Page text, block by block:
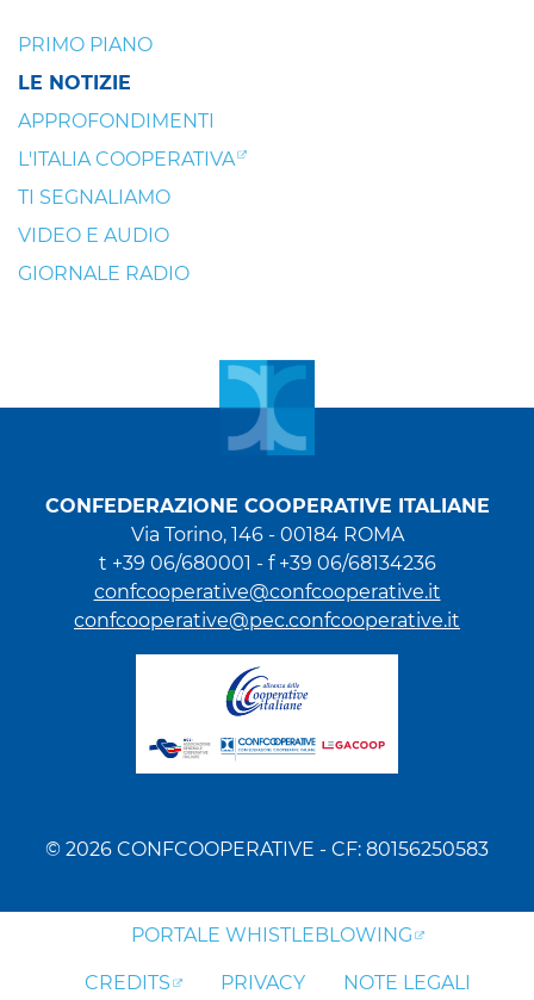
PRIMO PIANO
LE NOTIZIE
APPROFONDIMENTI
L'ITALIA COOPERATIVA
TI SEGNALIAMO
VIDEO E AUDIO
GIORNALE RADIO
CONFEDERAZIONE COOPERATIVE ITALIANE
Via Torino, 146 - 00184 ROMA
t +39 06/680001 - f +39 06/68134236
confcooperative@confcooperative.it
confcooperative@pec.confcooperative.it
© 2026 CONFCOOPERATIVE - CF: 80156250583
PORTALE WHISTLEBLOWING
CREDITS PRIVACY NOTE LEGALI